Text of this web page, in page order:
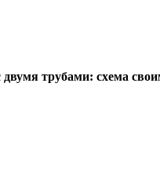
трубами: схема